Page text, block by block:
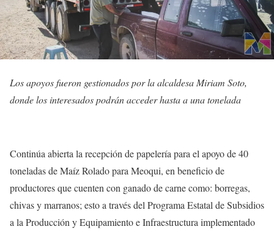
Los apoyos fueron gestionados por la alcaldesa Miriam Soto,
donde los interesados podrán acceder hasta a una tonelada
Continúa abierta la recepción de papelería para el apoyo de 40
toneladas de Maíz Rolado para Meoqui, en beneficio de
productores que cuenten con ganado de carne como: borregas,
chivas y marranos; esto a través del Programa Estatal de Subsidios
a la Producción y Equipamiento e Infraestructura implementado